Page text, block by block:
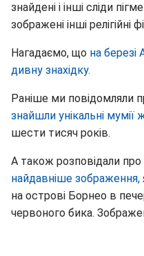
знайдені і інші сліди
зображені інші релігійні
Нагадаємо, що на
дивну знахідку.
Раніше ми повідомляли
знайшли унікальні мумії
шести тисяч років.
А також розповідали
найдавніше зображення,
на острові Борнео в
червоного бика.